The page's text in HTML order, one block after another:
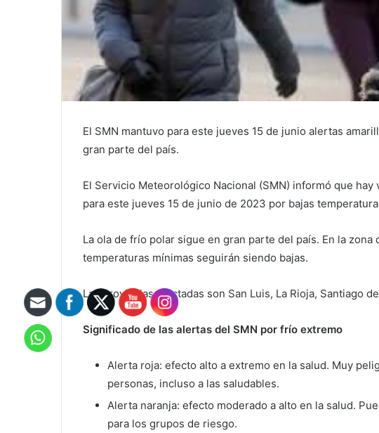
El SMN mantuvo para este jueves 15 de junio alertas
gran parte del país.
El Servicio Meteorológico Nacional (SMN) informó que
para este jueves 15 de junio de 2023 por bajas
La ola de frío polar sigue en gran parte del país. En la
temperaturas mínimas seguirán siendo bajas.
Las provincias afectadas son San Luis, La Rioja, Santiago
Significado de las alertas del SMN por frío extremo
Alerta roja: efecto alto a extremo en la salud. Muy
personas, incluso a las saludables.
Alerta naranja: efecto moderado a alto en la salud.
para los grupos de riesgo.